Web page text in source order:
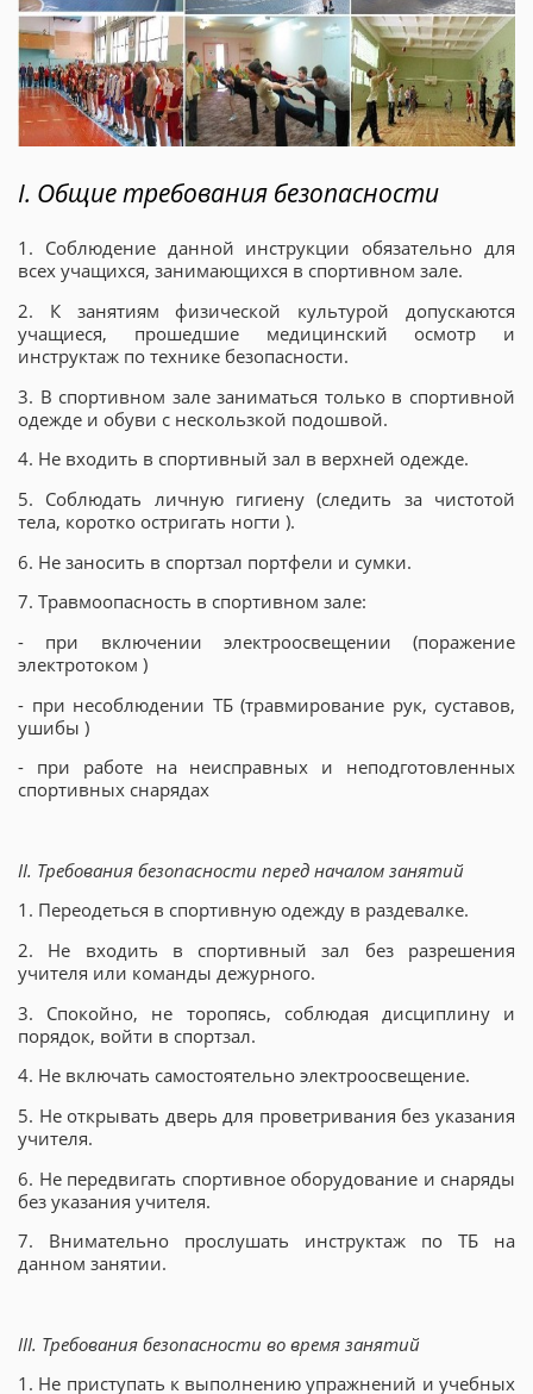
I. Общие требования безопасности
1. Соблюдение данной инструкции обязательно для
всех учащихся, занимающихся в спортивном зале.
2. К занятиям физической культурой допускаются
учащиеся, прошедшие медицинский осмотр и
инструктаж по технике безопасности.
3. В спортивном зале заниматься только в спортивной
одежде и обуви с нескользкой подошвой.
4. Не входить в спортивный зал в верхней одежде.
5. Соблюдать личную гигиену (следить за чистотой
тела, коротко остригать ногти ).
6. Не заносить в спортзал портфели и сумки.
7. Травмоопасность в спортивном зале:
- при включении электроосвещении (поражение
электротоком )
- при несоблюдении ТБ (травмирование рук, суставов,
ушибы )
- при работе на неисправных и неподготовленных
спортивных снарядах
II. Требования безопасности перед началом занятий
1. Переодеться в спортивную одежду в раздевалке.
2. Не входить в спортивный зал без разрешения
учителя или команды дежурного.
3. Спокойно, не торопясь, соблюдая дисциплину и
порядок, войти в спортзал.
4. Не включать самостоятельно электроосвещение.
5. Не открывать дверь для проветривания без указания
учителя.
6. Не передвигать спортивное оборудование и снаряды
без указания учителя.
7. Внимательно прослушать инструктаж по ТБ на
данном занятии.
III. Требования безопасности во время занятий
1. Не приступать к выполнению упражнений и учебных